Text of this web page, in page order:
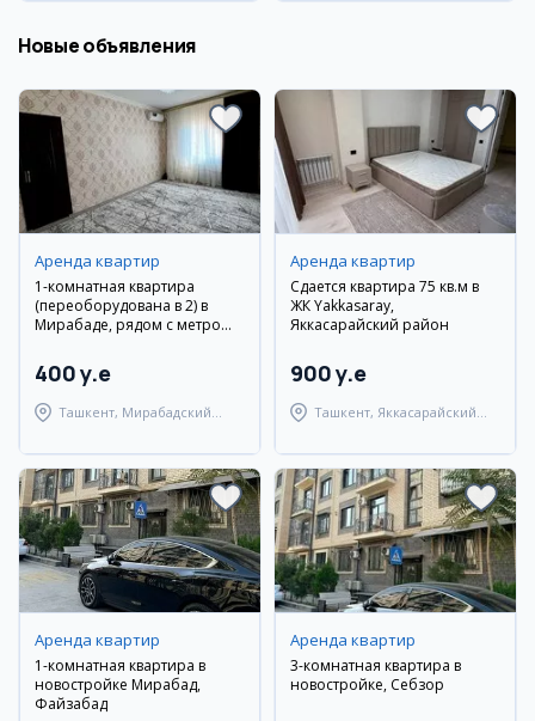
Новые объявления
Аренда квартир
1-комнатная квартира
(переоборудована в 2) в
Мирабаде, рядом с метро
400 y.e
Ташкент, Мирабадский
Аренда квартир
Сдается квартира 75 кв.м в
ЖК Yakkasaray,
Яккасарайский район
900 y.e
Ташкент, Яккасарайский
Аренда квартир
1-комнатная квартира в
новостройке Мирабад,
Файзабад
Аренда квартир
3-комнатная квартира в
новостройке, Себзор